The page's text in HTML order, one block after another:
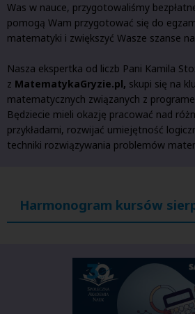
Was w nauce, przygotowaliśmy
pomogą Wam przygotować się do
matematyki i zwiększyć Wasze szanse
Nasza ekspertka od liczb Pani Kamila
z MatematykaGryzie.pl, skupi się na
matematycznych związanych z
Będziecie mieli okazję pracować nad
przykładami, rozwijać umiejętność
techniki rozwiązywania problemów
Harmonogram kursów